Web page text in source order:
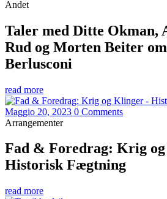
Andet
Taler med Ditte Okman,
Rud og Morten Beiter
Berlusconi
read more
Maggio 20, 2023 0 Comments
Arrangementer
Fad & Foredrag: Krig
Historisk Fægtning
read more